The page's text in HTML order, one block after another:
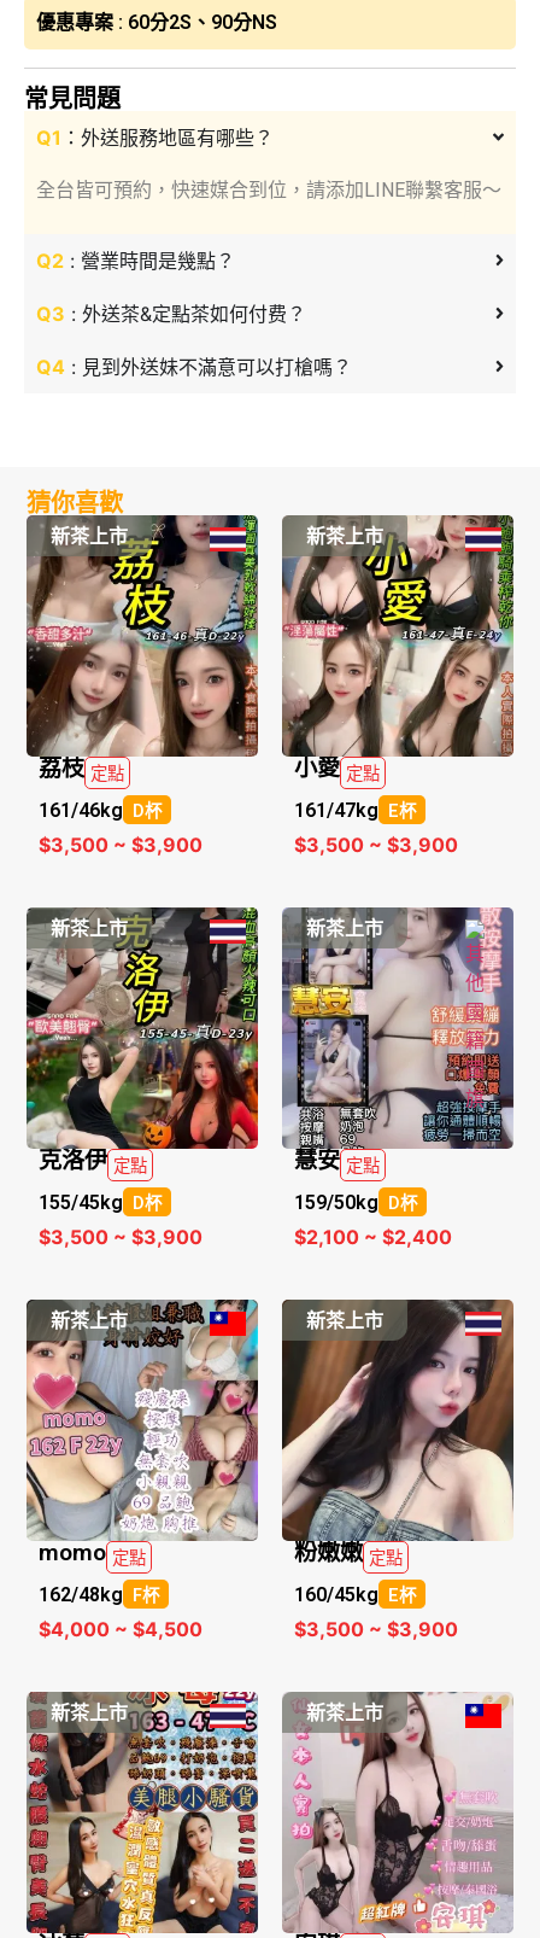
優惠專案 : 60分2S、90分NS
常見問題
Q1 ：外送服務地區有哪些？
全台皆可預約，快速媒合到位，請添加LINE聯繫客服～
Q2 : 營業時間是幾點？
Q3 : 外送茶&定點茶如何付费？
Q4 : 見到外送妹不滿意可以打槍嗎？
猜你喜歡
新茶上市
荔枝 定點
161/46kg D杯
$3,500 ~ $3,900
新茶上市
小愛 定點
161/47kg E杯
$3,500 ~ $3,900
新茶上市
克洛伊 定點
155/45kg D杯
$3,500 ~ $3,900
新茶上市
慧安 定點
159/50kg D杯
$2,100 ~ $2,400
新茶上市
momo 定點
162/48kg F杯
$4,000 ~ $4,500
新茶上市
粉嫩嫩 定點
160/45kg E杯
$3,500 ~ $3,900
新茶上市 新茶上市